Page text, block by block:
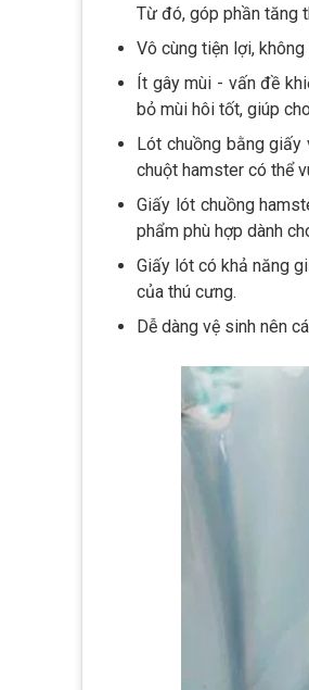
Từ đó, góp phần tăng
Vô cùng tiện lợi,
Ít gây mùi - vấn đề
bỏ mùi hôi tốt, giúp
Lót chuồng bằng
chuột hamster có thể
Giấy lót chuồng
phẩm phù hợp dành
Giấy lót có khả năng
của thú cưng.
Dễ dàng vệ sinh nên